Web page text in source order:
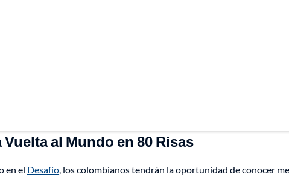
al Mundo en 80 Risas
en el Desafío, los colombianos tendrán la oportunidad de conocer